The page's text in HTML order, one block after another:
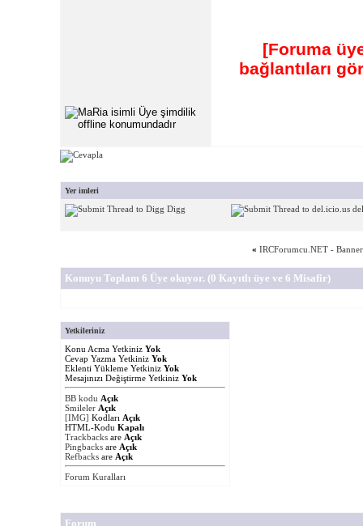
[Foruma
bağlantıları
Yer imleri
Digg
« IRCForumcu.NET - Banner
Konuyu Toplam 6 Üye okuyor. (0 Kayıtlı üye ve 6 Misafir)
Yetkileriniz
Konu Acma Yetkiniz Yok
Cevap Yazma Yetkiniz Yok
Eklenti Yükleme Yetkiniz Yok
Mesajınızı Değiştirme Yetkiniz Yok
BB kodu Açık
Smileler Açık
[IMG] Kodları Açık
HTML-Kodu Kapalı
Trackbacks are Açık
Pingbacks are Açık
Refbacks are Açık
Forum Kuralları
Forum